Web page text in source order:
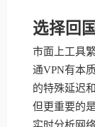
选择回
市面上工具
通VPN有本
的特殊延迟
但更重要的
实时分析网